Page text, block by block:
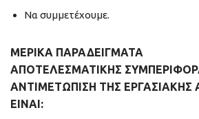
Να συμμετέχουμε.
ΜΕΡΙΚΆ ΠΑΡΑΔΕΊΓΜΑΤΑ
ΑΠΟΤΕΛΕΣΜΑΤΙΚΉΣ
ΑΝΤΙΜΕΤΏΠΙΣΗ ΤΗΣ
ΕΊΝΑΙ: